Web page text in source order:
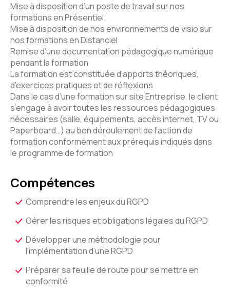
Mise à disposition d’un poste de travail sur nos
formations en Présentiel.
Mise à disposition de nos environnements de visio sur
nos formations en Distanciel
Remise d’une documentation pédagogique numérique
pendant la formation
La formation est constituée d’apports théoriques,
d’exercices pratiques et de réflexions
Dans le cas d’une formation sur site Entreprise, le client
s’engage à avoir toutes les ressources pédagogiques
nécessaires (salle, équipements, accès internet, TV ou
Paperboard…) au bon déroulement de l’action de
formation conformément aux prérequis indiqués dans
le programme de formation
Compétences
Comprendre les enjeux du RGPD
Gérer les risques et obligations légales du RGPD
Développer une méthodologie pour
l'implémentation d'une RGPD
Préparer sa feuille de route pour se mettre en
conformité